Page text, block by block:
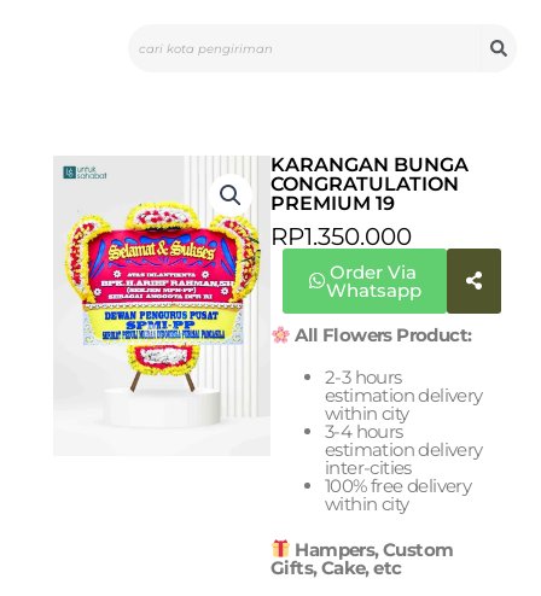
KARANGAN BUNGA
CONGRATULATION
PREMIUM 19
RP1.350.000
Order Via
Whatsapp
All Flowers Product:
2-3 hours
estimation delivery
within city
3-4 hours
estimation delivery
inter-cities
100% free delivery
within city
Hampers, Custom
Gifts, Cake, etc